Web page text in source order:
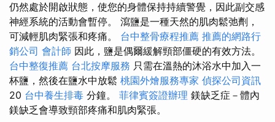
仍然處於開啟狀態，使您的身體保持持續警覺，因此副交感
神經系統的活動會暫停。 瀉鹽是一種天然的肌肉鬆弛劑，
可減輕肌肉緊張和疼痛。 台中整骨療程推薦 推薦的網路行
銷公司 會計師 因此，鹽是偶爾緩解頸部僵硬的有效方法。
台中整復推薦 台北按摩服務 只需在溫熱的沐浴水中加入一
杯鹽，然後在鹽水中放鬆 桃園外燴服務專家 偵探公司資訊
20 台中養生排毒 分鐘。 菲律賓簽證辦理 鎂缺乏症－體內
鎂缺乏會導致頸部疼痛和肌肉緊張。